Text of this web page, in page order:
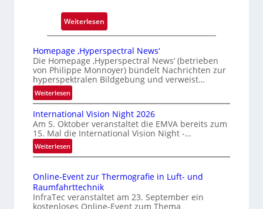
Weiterlesen
Z
v
e
r
ä
s
s
g
D
r
u
Homepage ‚Hyperspectral News‘
Die Homepage ‚Hyperspectral News‘ (betrieben
von Philippe Monnoyer) bündelt Nachrichten zur
hyperspektralen Bildgebung und verweist…
Weiterlesen:
H
o
m
e
p
a
e
‚
H
International Vision Night 2026
Am 5. Oktober veranstaltet die EMVA bereits zum
15. Mal die International Vision Night -…
Weiterlesen:
I
t
e
r
Online-Event zur Thermografie in Luft- und
Raumfahrttechnik
InfraTec veranstaltet am 23. September ein
kostenloses Online-Event zum Thema